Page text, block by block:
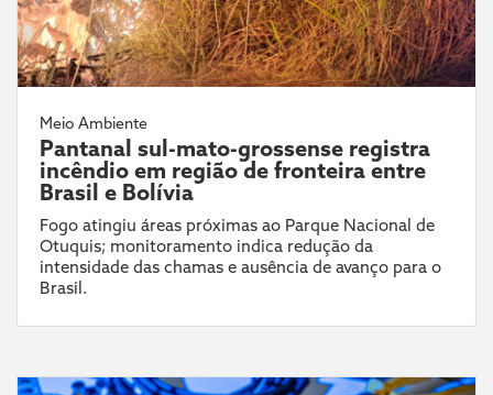
Meio Ambiente
Pantanal sul-mato-grossense registra
incêndio em região de fronteira entre
Brasil e Bolívia
Fogo atingiu áreas próximas ao Parque Nacional de
Otuquis; monitoramento indica redução da
intensidade das chamas e ausência de avanço para o
Brasil.